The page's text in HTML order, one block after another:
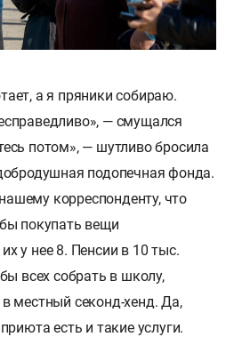
а я пряники собираю.
— смущался
потом», — шутливо бросила
подопечная фонда.
корреспонденту, что
покупать вещи
у нее 8. Пенсии в 10 тыс.
всех собрать в школу,
местный секонд-хенд. Да,
есть и такие услуги.